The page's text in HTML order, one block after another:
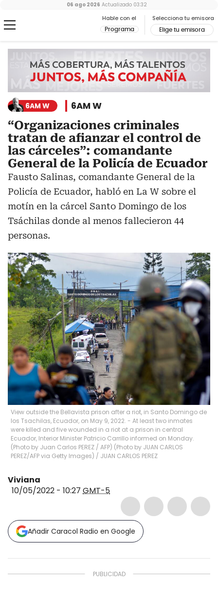
Hable con el
Programa
Selecciona tu emisora
Elige tu emisora
06 ago 2026 Actualizado 03:32
6AM W 6AM W
“Organizaciones criminales
tratan de afianzar el control de
las cárceles”: comandante
General de la Policía de Ecuador
Fausto Salinas, comandante General de la
Policía de Ecuador, habló en La W sobre el
motín en la cárcel Santo Domingo de los
Tsáchilas donde al menos fallecieron 44
personas.
View outside the Bellavista prison after a riot, in Santo Domingo de
los Tsachilas, Ecuador, on May 9, 2022. - At least two inmates
were killed and five wounded in a riot at a prison in central
Ecuador, Interior Minister Patricio Carrillo informed on Monday.
(Photo by Juan Carlos PEREZ / AFP) (Photo by JUAN CARLOS
PEREZ/AFP via Getty Images) / JUAN CARLOS PEREZ
Viviana
10/05/2022 - 10:27 GMT-5
Añadir Caracol Radio en Google